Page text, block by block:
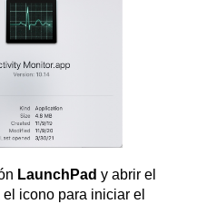
LaunchPad y abrir el
icono para iniciar el